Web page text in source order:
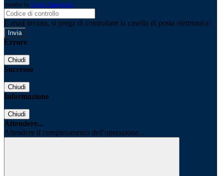
tramite la Login Spaggiari
E-mail inviata, si prega di controllare la casella di posta elettronica!
Errore
Chiudi
Successo
Chiudi
Informazione
Chiudi
Attendere...
Attendere il completamento dell'operazione...